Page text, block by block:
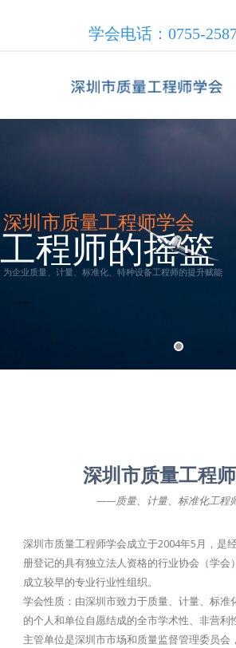
学会电话：0755-
深圳市质量工程师学会
工程师的摇篮
为企业质量、计量、标准化、特种设备工程师的提升赋能
Learn More
深圳市质量工程
——质量、计量、标准化工程
深圳市质量工程师学会成立于2004年5月，是
册登记的具有独立法人资格的行业协会（学会
成立较早的专业行业性组织。
学会性质：由深圳市致力于质量、计量、标准
的个人和单位自愿结成的全市学术性、非营利
主管单位是深圳市市场和质量监督管理委员会